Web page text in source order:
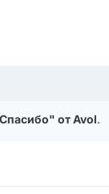
от Avol.